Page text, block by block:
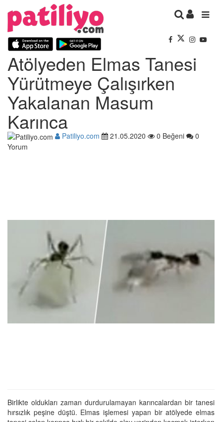
Atölyeden Elmas Tanesi
Yürütmeye Çalışırken
Yakalanan Masum
Karınca
Patiliyo.com 21.05.2020 0 Beğeni
0
Yorum
Birlikte oldukları zaman durdurulamayan karıncalardan bir tanesi
hırsızlık peşine düştü. Elmas işlemesi yapan bir atölyede elmas